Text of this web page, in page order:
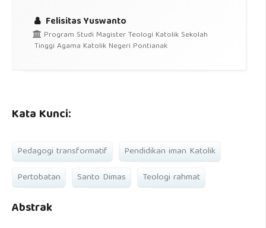
Felisitas Yuswanto
Program Studi Magister Teologi Katolik Sekolah
Tinggi Agama Katolik Negeri Pontianak
Kata Kunci:
Pedagogi transformatif
Pendidikan iman Katolik
Pertobatan
Santo Dimas Teologi rahmat
Abstrak